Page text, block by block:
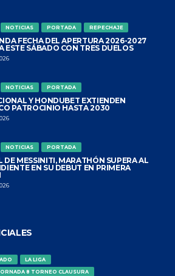
NOTICIAS PORTADA REPECHAJE
FECHA DEL APERTURA 2026-2027
ESTE SÁBADO CON TRES DUELOS
NOTICIAS PORTADA
Y HONDUBET EXTIENDEN
PATROCINIO HASTA 2030
NOTICIAS PORTADA
DE MESSINITI, MARATHÓN SUPERA AL
EN SU DEBUT EN PRIMERA
LA LIGA
8 TORNEO CLAUSURA